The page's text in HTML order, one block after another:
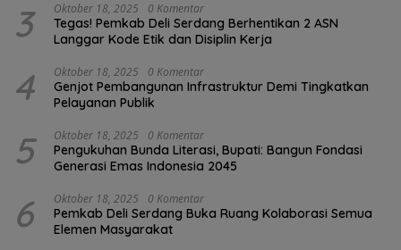
3 Oktober 18, 2025 0 Komentar
Tegas! Pemkab Deli Serdang Berhentikan 2 ASN
Langgar Kode Etik dan Disiplin Kerja
4 Oktober 18, 2025 0 Komentar
Genjot Pembangunan Infrastruktur Demi Tingkatkan
Pelayanan Publik
5 Oktober 18, 2025 0 Komentar
Pengukuhan Bunda Literasi, Bupati: Bangun Fondasi
Generasi Emas Indonesia 2045
6 Oktober 18, 2025 0 Komentar
Pemkab Deli Serdang Buka Ruang Kolaborasi Semua
Elemen Masyarakat